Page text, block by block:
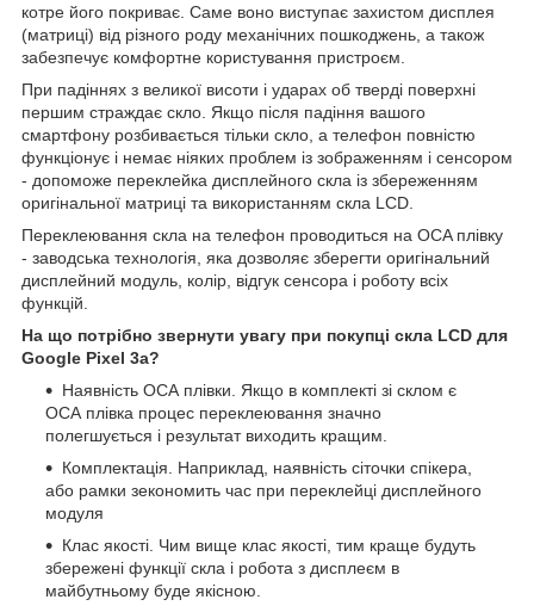
котре його покриває. Саме воно виступає захистом дисплея
(матриці) від різного роду механічних пошкоджень, а також
забезпечує комфортне користування пристроєм.
При падіннях з великої висоти і ударах об тверді поверхні
першим страждає скло. Якщо після падіння вашого
смартфону розбивається тільки скло, а телефон повністю
функціонує і немає ніяких проблем із зображенням і сенсором
- допоможе переклейка дисплейного скла із збереженням
оригінальної матриці та використанням скла LCD.
Переклеювання скла на телефон проводиться на OCA плівку
- заводська технологія, яка дозволяє зберегти оригінальний
дисплейний модуль, колір, відгук сенсора і роботу всіх
функцій.
На що потрібно звернути увагу при покупці скла LCD для
Google Pixel 3a?
Наявність ОСА плівки. Якщо в комплекті зі склом є
ОСА плівка процес переклеювання значно
полегшується і результат виходить кращим.
Комплектація. Наприклад, наявність сіточки спікера,
або рамки зекономить час при переклейці дисплейного
модуля
Клас якості. Чим вище клас якості, тим краще будуть
збережені функції скла і робота з дисплеєм в
майбутньому буде якісною.